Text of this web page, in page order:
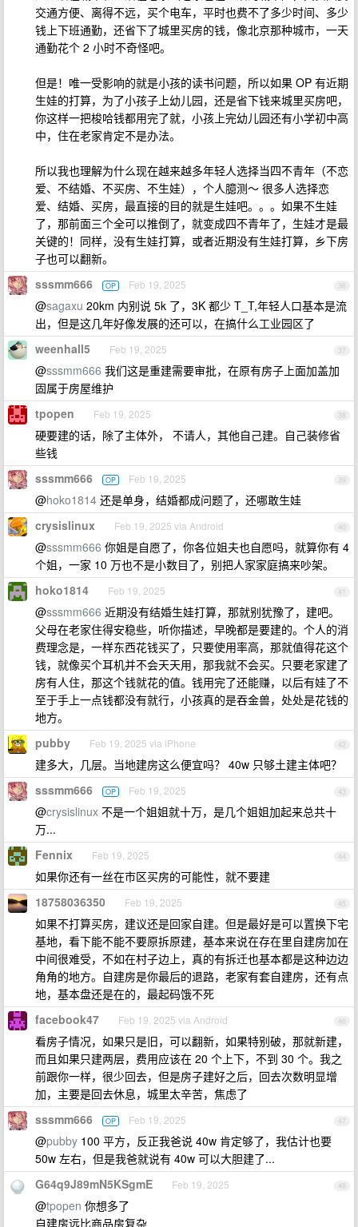
交通方便、离得不远，买个电车，平时也费不了多少时间、多少
钱上下班通勤，还省下了城里买房的钱，像北京那种城市，一天
通勤花个 2 小时不奇怪吧。
但是！唯一受影响的就是小孩的读书问题，所以如果 OP 有近期
生娃的打算，为了小孩子上幼儿园，还是省下钱来城里买房吧，
你这样一把梭哈钱都用完了就，小孩上完幼儿园还有小学初中高
中，住在老家肯定不是办法。
所以我也理解为什么现在越来越多年轻人选择当四不青年（不恋
爱、不结婚、不买房、不生娃），个人臆测～ 很多人选择恋
爱、结婚、买房，最直接的目的就是生娃吧。。。如果不生娃
了，那前面三个全可以推倒了，就变成四不青年了，生娃才是最
关键的！同样，没有生娃打算，或者近期没有生娃打算，乡下房
子也可以翻新。
36
sssmm666 OP Feb 19, 2025
@sagaxu 20km 内别说 5k 了，3K 都少 T_T,年轻人口基本是流
出，但是这几年好像发展的还可以，在搞什么工业园区了
37
weenhall5 Feb 19, 2025
@sssmm666 我们这是重建需要审批，在原有房子上面加盖加
固属于房屋维护
38
tpopen Feb 19, 2025
硬要建的话，除了主体外， 不请人，其他自己建。自己装修省
些钱
39
sssmm666 OP Feb 19, 2025
@hoko1814 还是单身，结婚都成问题了，还哪敢生娃
40
crysislinux Feb 19, 2025 via Android
@sssmm666 你姐是自愿了，你各位姐夫也自愿吗，就算你有 4
个姐，一家 10 万也不是小数目了，别把人家家庭搞来吵架。
41
hoko1814 Feb 19, 2025
@sssmm666 近期没有结婚生娃打算，那就别犹豫了，建吧。
父母在老家住得安稳些，听你描述，早晚都是要建的。个人的消
费理念是，一样东西花钱买了，只要使用率高，那就值得花这个
钱，就像买个耳机并不会天天用，那我就不会买。只要老家建了
房有人住，那这个钱就花的值。钱用完了还能赚，以后有娃了不
至于手上一点钱都没有就行，小孩真的是吞金兽，处处是花钱的
地方。
42
pubby Feb 19, 2025 via iPhone
建多大，几层。当地建房这么便宜吗？ 40w 只够土建主体吧？
43
sssmm666 OP Feb 19, 2025
@crysislinux 不是一个姐姐就十万，是几个姐姐加起来总共十
万...
44
Fennix Feb 19, 2025
如果你还有一丝在市区买房的可能性，就不要建
45
18758036350 Feb 19, 2025
如果不打算买房，建议还是回家自建。但是最好是可以置换下宅
基地，看下能不能不要原拆原建，基本来说在存在里自建房加在
中间很难受，不如在村子边上，真的有拆迁也基本都是这种边边
角角的地方。自建房是你最后的退路，老家有套自建房，还有点
地，基本盘还是在的，最起码饿不死
46
facebook47 Feb 19, 2025 via Android
看房子情况，如果只是旧，可以翻新，如果特别破，那就新建，
而且如果只建两层，费用应该在 20 个上下，不到 30 个。我之
前跟你一样，很少回去，但是房子建好之后，回去次数明显增
加，主要是回去休息，城里太辛苦，焦虑了
47
sssmm666 OP Feb 19, 2025
@pubby 100 平方，反正我爸说 40w 肯定够了，我估计也要
50w 左右，但是我爸就说有 40w 可以大胆建了...
48
G64q9J89mN5KSgmE Feb 19, 2025
@tpopen 你想多了
自建房远比商品房复杂